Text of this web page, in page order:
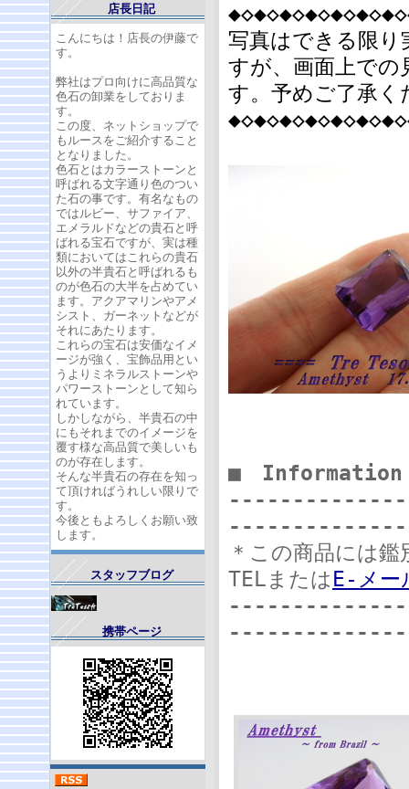
店長日記
こんにちは！店長の伊藤で
す。
弊社はプロ向けに高品質な
色石の卸業をしておりま
す。
この度、ネットショップで
もルースをご紹介すること
となりました。
色石とはカラーストーンと
呼ばれる文字通り色のつい
た石の事です。有名なもの
ではルビー、サファイア、
エメラルドなどの貴石と呼
ばれる宝石ですが、実は種
類においてはこれらの貴石
以外の半貴石と呼ばれるも
のが色石の大半を占めてい
ます。アクアマリンやアメ
シスト、ガーネットなどが
それにあたります。
これらの宝石は安価なイメ
ージが強く、宝飾品用とい
うよりミネラルストーンや
パワーストーンとして知ら
れています。
しかしながら、半貴石の中
にもそれまでのイメージを
覆す様な高品質で美しいも
のが存在します。
そんな半貴石の存在を知っ
て頂ければうれしい限りで
す。
今後ともよろしくお願い致
します。
スタッフブログ
携帯ページ
写真はできる限
すが、画面上での
す。予めご了承く
■
＊この商品には
TELまたはE-メー